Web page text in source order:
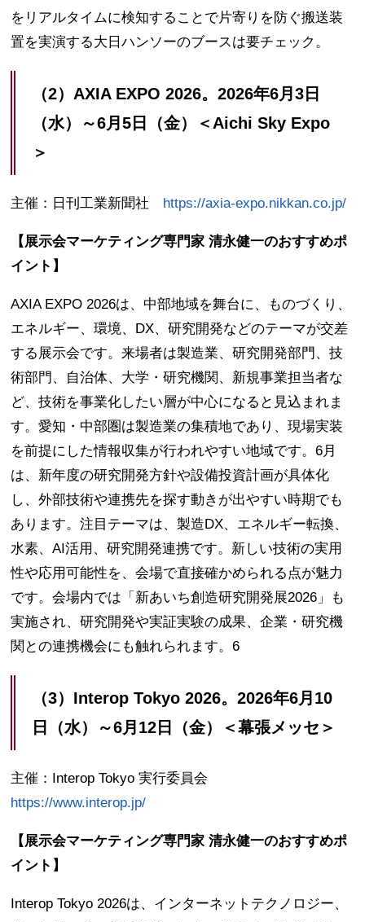
をリアルタイムに検知することで片寄りを防ぐ搬送装
置を実演する大日ハンソーのブースは要チェック。
（2）AXIA EXPO 2026。2026年6月3日
（水）～6月5日（金）＜Aichi Sky Expo
＞
主催：日刊工業新聞社 https://axia-expo.nikkan.co.jp/
【展示会マーケティング専門家 清永健一のおすすめポ
イント】
AXIA EXPO 2026は、中部地域を舞台に、ものづくり、
エネルギー、環境、DX、研究開発などのテーマが交差
する展示会です。来場者は製造業、研究開発部門、技
術部門、自治体、大学・研究機関、新規事業担当者な
ど、技術を事業化したい層が中心になると見込まれま
す。愛知・中部圏は製造業の集積地であり、現場実装
を前提にした情報収集が行われやすい地域です。6月
は、新年度の研究開発方針や設備投資計画が具体化
し、外部技術や連携先を探す動きが出やすい時期でも
あります。注目テーマは、製造DX、エネルギー転換、
水素、AI活用、研究開発連携です。新しい技術の実用
性や応用可能性を、会場で直接確かめられる点が魅力
です。会場内では「新あいち創造研究開発展2026」も
実施され、研究開発や実証実験の成果、企業・研究機
関との連携機会にも触れられます。6
（3）Interop Tokyo 2026。2026年6月10
日（水）～6月12日（金）＜幕張メッセ＞
主催：Interop Tokyo 実行委員会
https://www.interop.jp/
【展示会マーケティング専門家 清永健一のおすすめポ
イント】
Interop Tokyo 2026は、インターネットテクノロジー、